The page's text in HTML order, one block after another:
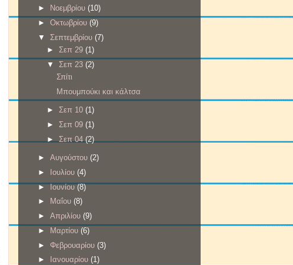
►
Νοεμβρίου (10)
► Οκτωβρίου (9)
▼ Σεπτεμβρίου (7)
►Σεπ 29(1)
▼Σεπ 23(2)
Σπίτι
Μπουμπούκι και κάλτσα
►Σεπ 10(1)
►Σεπ 09(1)
►Σεπ 04(2)
► Αυγούστου (2)
►
Ιουλίου (4)
►Ιουνίου(8)
►
Μαΐου (8)
► Απριλίου (9)
►
Μαρτίου (6)
► Φεβρουαρίου (3)
►
Ιανουαρίου (1)